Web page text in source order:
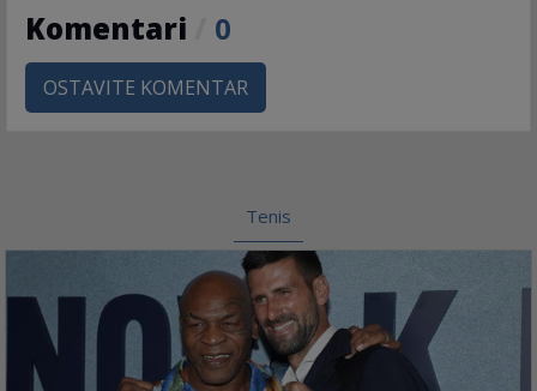
Komentari 0
OSTAVITE KOMENTAR
Tenis